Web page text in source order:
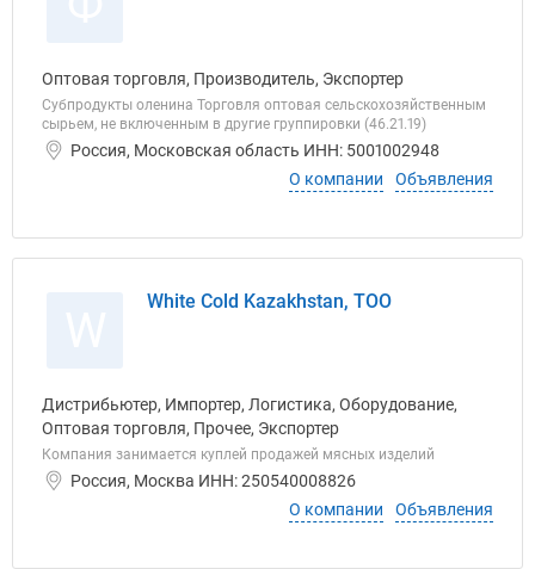
Оптовая торговля, Производитель, Экспортер
Субпродукты оленина Торговля оптовая сельскохозяйственным
сырьем, не включенным в другие группировки (46.21.19)
Россия, Московская область ИНН: 5001002948
О компании
Объявления
White Cold Kazakhstan, ТОО
Дистрибьютер, Импортер, Логистика, Оборудование,
Оптовая торговля, Прочее, Экспортер
Компания занимается куплей продажей мясных изделий
Россия, Москва ИНН: 250540008826
О компании
Объявления